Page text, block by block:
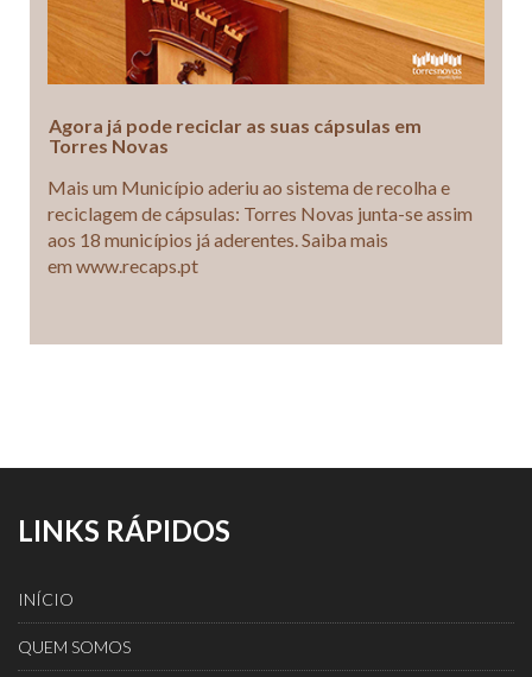
Agora já pode reciclar as suas cápsulas em
Torres Novas
Mais um Município aderiu ao sistema de recolha e
reciclagem de cápsulas: Torres Novas junta-se assim
aos 18 municípios já aderentes. Saiba mais
em www.recaps.pt
LINKS RÁPIDOS
INÍCIO
QUEM SOMOS